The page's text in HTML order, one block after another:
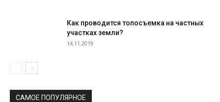
Как проводится топосъемка на частных
участках земли?
14.11.2019
САМОЕ ПОПУЛЯРНОЕ